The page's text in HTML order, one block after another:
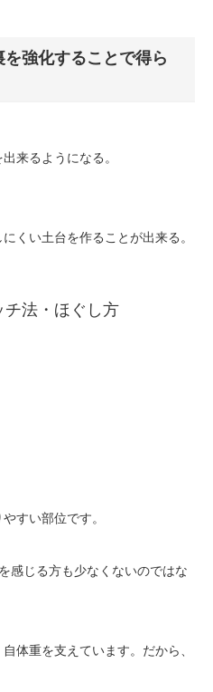
強化することで得ら
来るようになる。
くい土台を作ることが出来る。
チ法・ほぐし方
すい部位です。
感じる方も少なくないのではな
体重を支えています。だから、